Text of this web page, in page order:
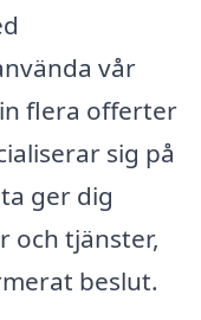
vår
flera offerter
sig på
ger dig
och tjänster,
beslut.